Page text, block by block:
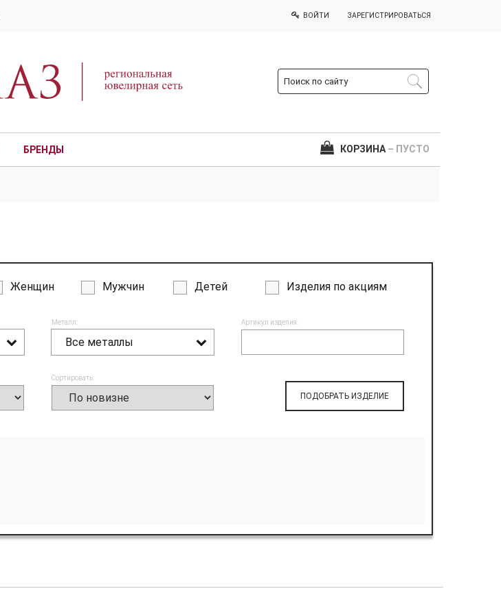
ВОЙТИ ЗАРЕГИСТРИРОВАТЬСЯ
БРЕНДЫ КОРЗИНА – ПУСТО
Женщин Мужчин Детей Изделия по акциям
Металл:
Все металлы
Артикул изделия:
Сортировать:
ПОДОБРАТЬ ИЗДЕЛИЕ